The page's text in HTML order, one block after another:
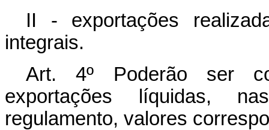
II - exportações
integrais.
Art. 4º Poderão ser
exportações líquidas,
regulamento, valores